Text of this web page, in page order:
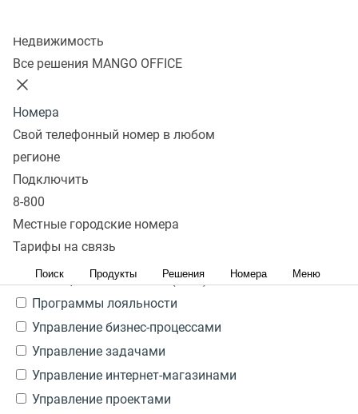
Недвижимость
Все решения MANGO OFFICE
Номера
Свой телефонный номер в любом
регионе
Подключить
8-800
Местные городские номера
Тарифы на связь
Поиск Продукты Решения Номера Меню
Да
Посмотреть все Свернуть
Тип системы
Ничего не найдено
CRM
ERP
Service Desk
Управление кандидатами HRM/HCM/ATS
Бухгалтерия
Медицинские системы (МИС)
Программы лояльности
Управление бизнес-процессами
Управление задачами
Управление интернет-магазинами
Управление проектами